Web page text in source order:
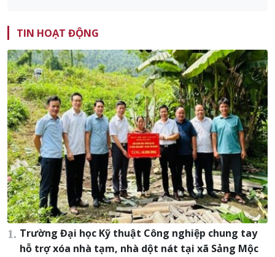
TIN HOẠT ĐỘNG
Trường Đại học Kỹ thuật Công nghiệp chung tay
hỗ trợ xóa nhà tạm, nhà dột nát tại xã Sảng Mộc